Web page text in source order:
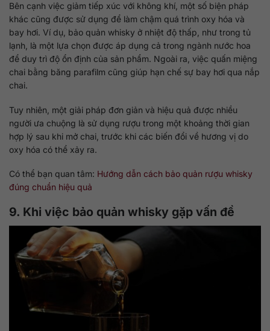
Bên cạnh việc giảm tiếp xúc với không khí, một số biện pháp
khác cũng được sử dụng để làm chậm quá trình oxy hóa và
bay hơi. Ví dụ, bảo quản whisky ở nhiệt độ thấp, như trong tủ
lạnh, là một lựa chọn được áp dụng cả trong ngành nước hoa
để duy trì độ ổn định của sản phẩm. Ngoài ra, việc quấn miệng
chai bằng băng parafilm cũng giúp hạn chế sự bay hơi qua nắp
chai.
Tuy nhiên, một giải pháp đơn giản và hiệu quả được nhiều
người ưa chuộng là sử dụng rượu trong một khoảng thời gian
hợp lý sau khi mở chai, trước khi các biến đổi về hương vị do
oxy hóa có thể xảy ra.
Có thể bạn quan tâm: Hướng dẫn cách bảo quản rượu whisky
đúng chuẩn hiệu quả
9. Khi việc bảo quản whisky gặp vấn đề